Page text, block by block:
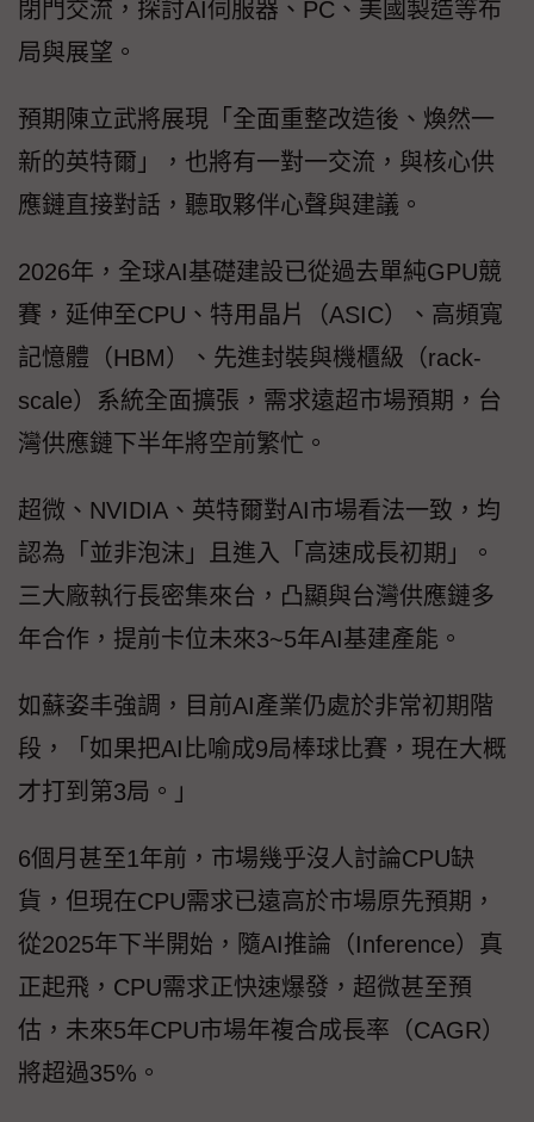
閉門交流，探討AI伺服器、PC、美國製造等布
局與展望。
預期陳立武將展現「全面重整改造後、煥然一
新的英特爾」，也將有一對一交流，與核心供
應鏈直接對話，聽取夥伴心聲與建議。
2026年，全球AI基礎建設已從過去單純GPU競
賽，延伸至CPU、特用晶片（ASIC）、高頻寬
記憶體（HBM）、先進封裝與機櫃級（rack-
scale）系統全面擴張，需求遠超市場預期，台
灣供應鏈下半年將空前繁忙。
超微、NVIDIA、英特爾對AI市場看法一致，均
認為「並非泡沫」且進入「高速成長初期」。
三大廠執行長密集來台，凸顯與台灣供應鏈多
年合作，提前卡位未來3~5年AI基建產能。
如蘇姿丰強調，目前AI產業仍處於非常初期階
段，「如果把AI比喻成9局棒球比賽，現在大概
才打到第3局。」
6個月甚至1年前，市場幾乎沒人討論CPU缺
貨，但現在CPU需求已遠高於市場原先預期，
從2025年下半開始，隨AI推論（Inference）真
正起飛，CPU需求正快速爆發，超微甚至預
估，未來5年CPU市場年複合成長率（CAGR）
將超過35%。